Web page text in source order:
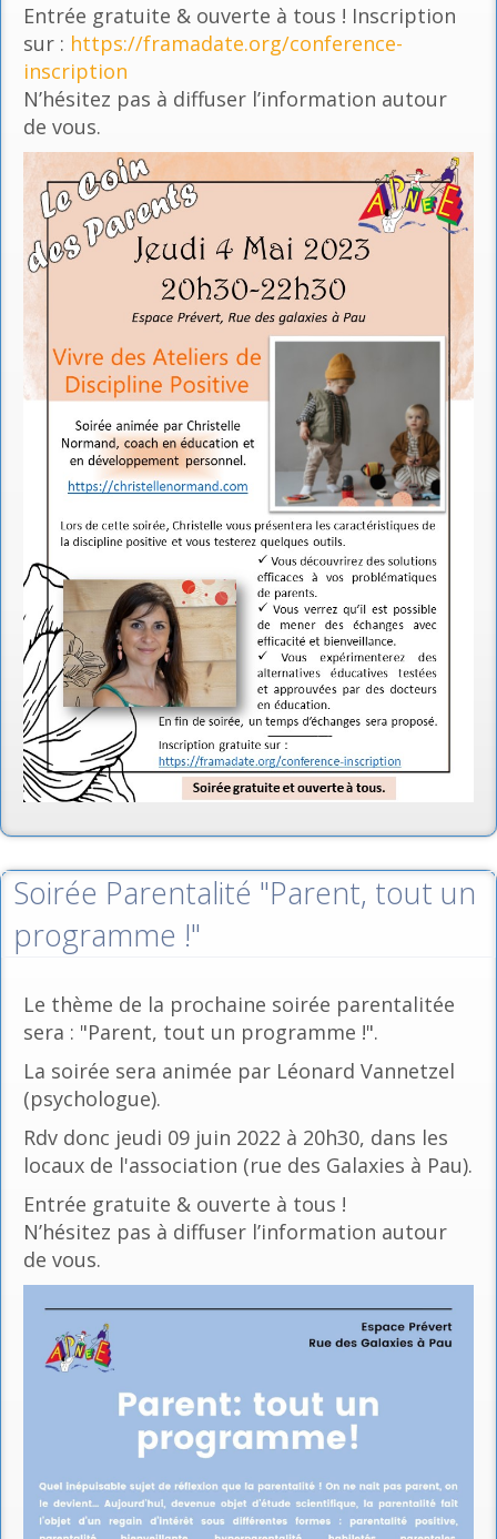
Entrée gratuite & ouverte à tous ! Inscription
sur : https://framadate.org/conference-
inscription
N’hésitez pas à diffuser l’information autour
de vous.
Soirée Parentalité "Parent, tout un
programme !"
Le thème de la prochaine soirée parentalitée
sera : "Parent, tout un programme !".
La soirée sera animée par Léonard Vannetzel
(psychologue).
Rdv donc jeudi 09 juin 2022 à 20h30, dans les
locaux de l'association (rue des Galaxies à Pau).
Entrée gratuite & ouverte à tous !
N’hésitez pas à diffuser l’information autour
de vous.